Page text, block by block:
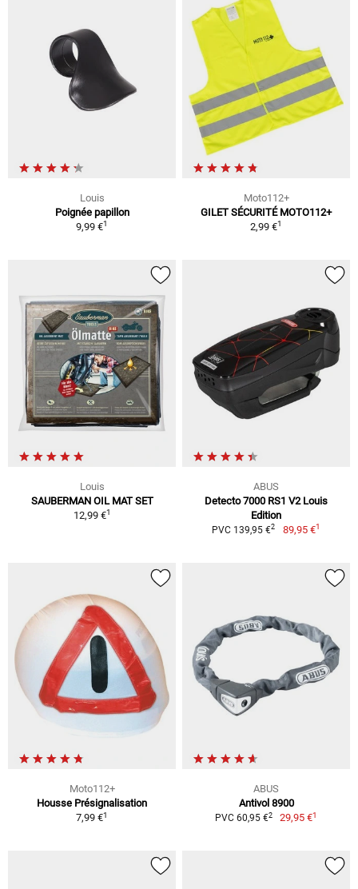
Louis
Poignée papillon
9,99 €1
Moto112+
GILET SÉCURITÉ MOTO112+
2,99 €1
Louis
SAUBERMAN OIL MAT SET
12,99 €1
ABUS
Detecto 7000 RS1 V2 Louis
Edition
PVC 139,95 €2 89,95 €1
Moto112+
Housse Présignalisation
7,99 €1
ABUS
Antivol 8900
PVC 60,95 €2 29,95 €1